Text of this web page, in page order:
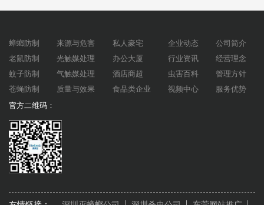
蟑螂防制
老鼠防制
蚊子防制
苍蝇防制
来源与危害
光触媒处理
气触媒处理
质量与效果
私人豪宅
办公大厦
酒店商超
食品类企业
企业动态
行业资讯
虫害百科
视频中心
公司简介
经营理念
管理方针
服务优势
官方二维码：